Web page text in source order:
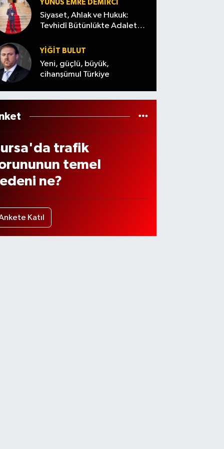
YUNUS EMRE DEMIRCI
Siyaset, Ahlak ve Hukuk:
Tevhidî Bütünlükte Adalet
YİĞİT BULUT
Yeni, güçlü, büyük,
cihanşümul Türkiye
trafik
temel
ne?
Katıl